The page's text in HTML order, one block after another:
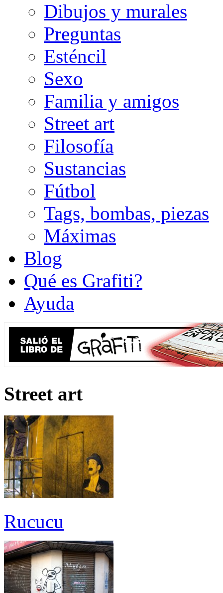
Dibujos y murales
Preguntas
Esténcil
Sexo
Familia y amigos
Street art
Filosofía
Sustancias
Fútbol
Tags, bombas, piezas
Máximas
Blog
Qué es Grafiti?
Ayuda
Street art
Rucucu